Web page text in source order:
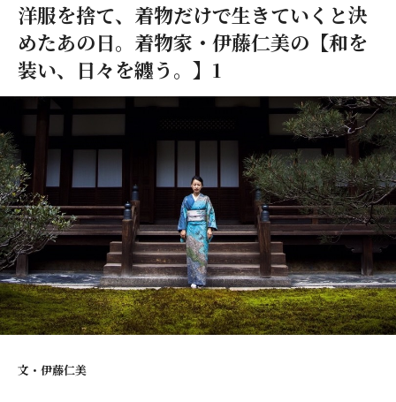
洋服を捨て、着物だけで生きていくと決
めたあの日。着物家・伊藤仁美の【和を
装い、日々を纏う。】1
文・ 伊藤仁美